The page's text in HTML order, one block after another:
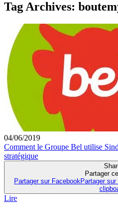
Tag Archives:
04/06/2019
Comment le Groupe Bel utilise
stratégique
Partager
Partager sur Facebook Partager sur
Lire